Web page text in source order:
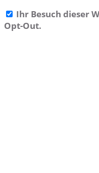
Ihr Besuch dieser
Opt-Out.